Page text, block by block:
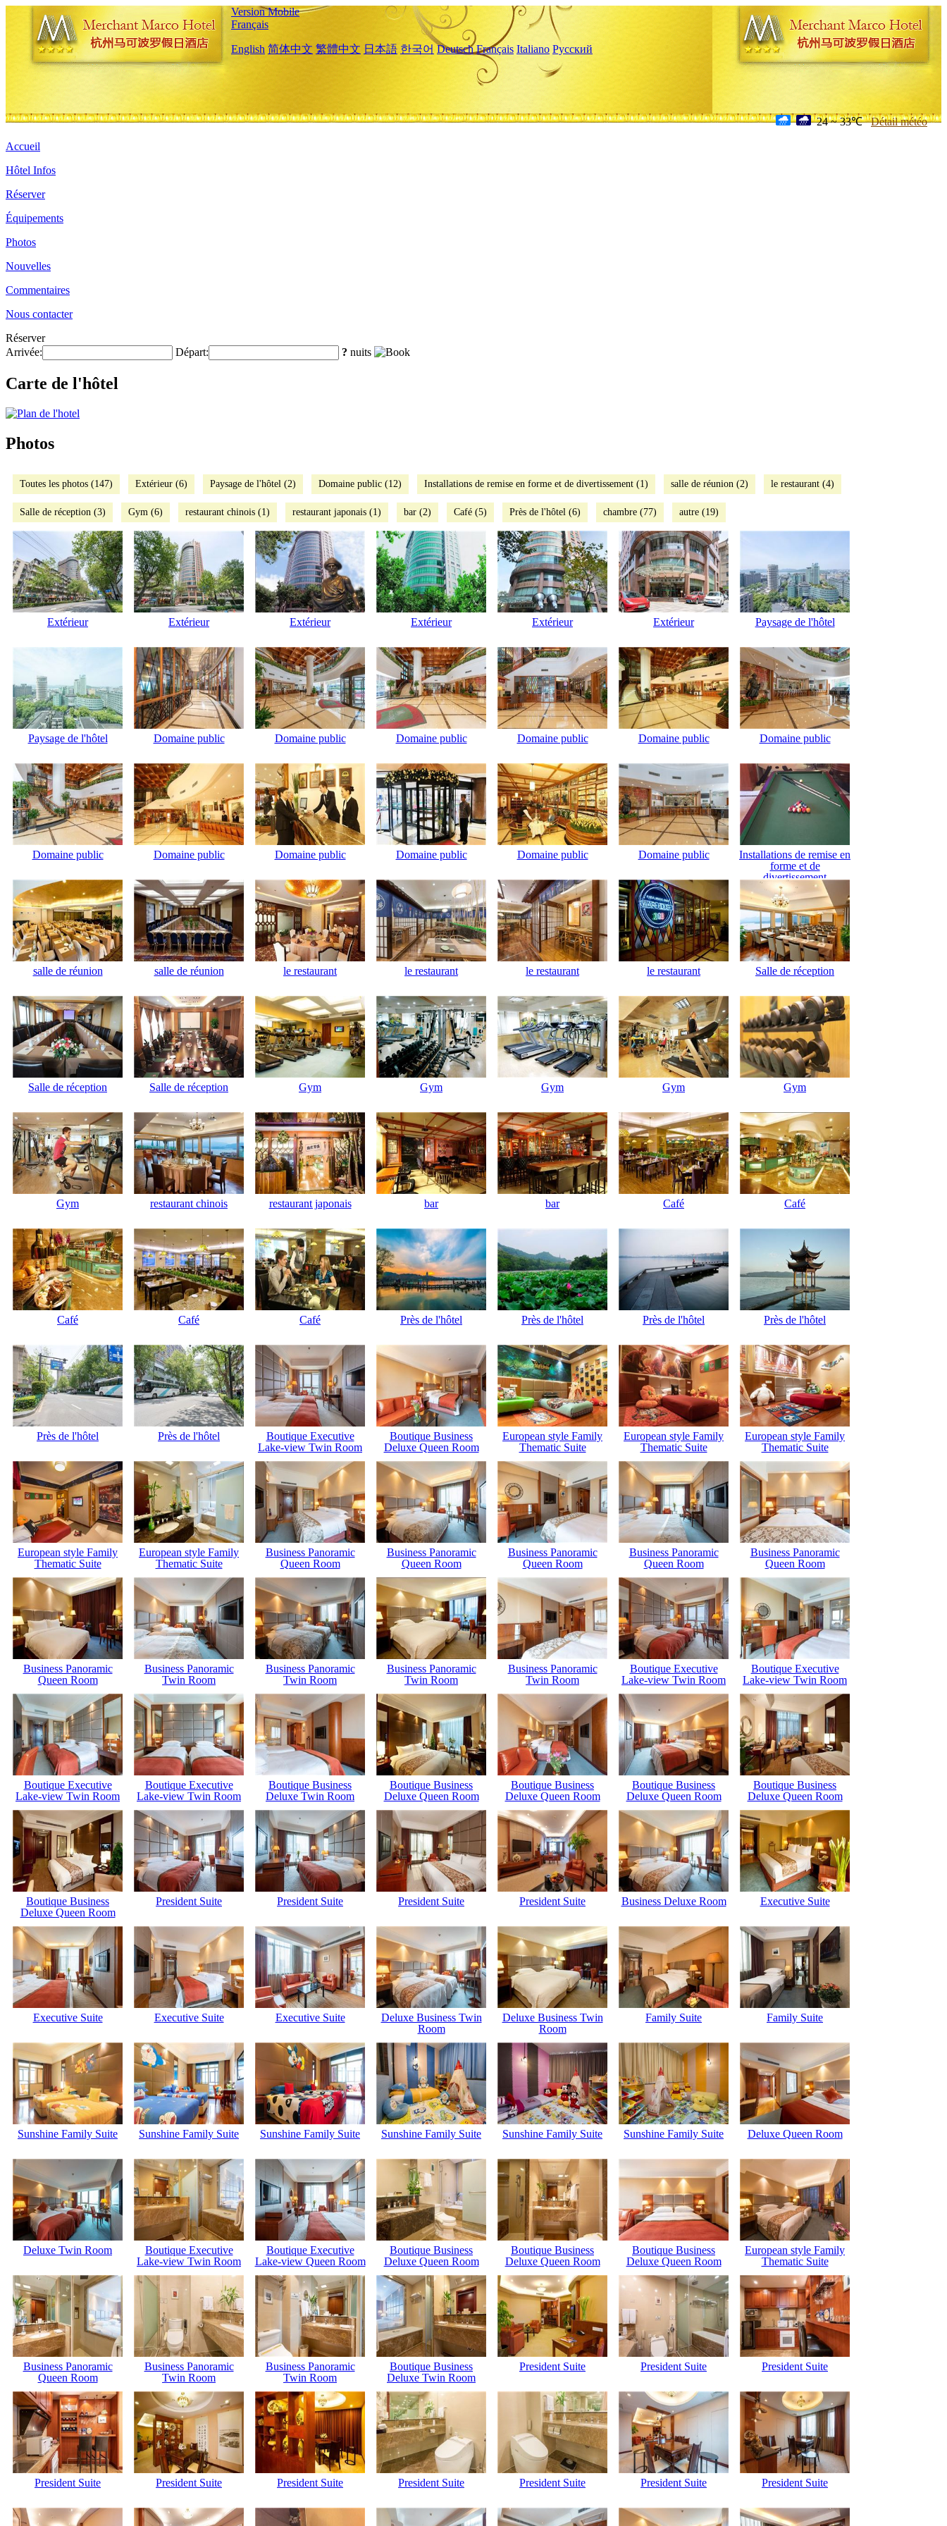
Version Mobile
Français
English 简体中文 繁體中文 日本語 한국어 Deutsch Français Italiano Русский
24 ~ 33℃ Détail météo
Accueil
Hôtel Infos
Réserver
Équipements
Photos
Nouvelles
Commentaires
Nous contacter
Réserver
Arrivée:
Départ: ? nuits
Carte de l'hôtel
Photos
Toutes les photos (147) Extérieur (6) Paysage de l'hôtel (2) Domaine public (12) Installations de remise en forme et de divertissement (1) salle de réunion (2) le restaurant (4)
Salle de réception (3) Gym (6) restaurant chinois (1) restaurant japonais (1) bar (2) Café (5) Près de l'hôtel (6) chambre (77) autre (19)
Extérieur Extérieur Extérieur Extérieur Extérieur Extérieur Paysage de l'hôtel
Paysage de l'hôtel Domaine public Domaine public Domaine public Domaine public Domaine public Domaine public
Domaine public Domaine public Domaine public Domaine public Domaine public Domaine public
Installations de remise en
forme et de
divertissement
salle de réunion salle de réunion le restaurant le restaurant le restaurant le restaurant Salle de réception
Salle de réception Salle de réception Gym Gym Gym Gym Gym
Gym restaurant chinois restaurant japonais bar bar Café Café
Café Café Café Près de l'hôtel Près de l'hôtel Près de l'hôtel Près de l'hôtel
Près de l'hôtel Près de l'hôtel
Boutique Executive
Lake-view Twin Room
Boutique Business
Deluxe Queen Room
European style Family
Thematic Suite
European style Family
Thematic Suite
European style Family
Thematic Suite
European style Family
Thematic Suite
European style Family
Thematic Suite
Business Panoramic
Queen Room
Business Panoramic
Queen Room
Business Panoramic
Queen Room
Business Panoramic
Queen Room
Business Panoramic
Queen Room
Business Panoramic
Queen Room
Business Panoramic
Twin Room
Business Panoramic
Twin Room
Business Panoramic
Twin Room
Business Panoramic
Twin Room
Boutique Executive
Lake-view Twin Room
Boutique Executive
Lake-view Twin Room
Boutique Executive
Lake-view Twin Room
Boutique Executive
Lake-view Twin Room
Boutique Business
Deluxe Twin Room
Boutique Business
Deluxe Queen Room
Boutique Business
Deluxe Queen Room
Boutique Business
Deluxe Queen Room
Boutique Business
Deluxe Queen Room
Boutique Business
Deluxe Queen Room
President Suite President Suite President Suite President Suite Business Deluxe Room Executive Suite
Executive Suite Executive Suite Executive Suite
Deluxe Business Twin
Room
Deluxe Business Twin
Room
Family Suite Family Suite
Sunshine Family Suite Sunshine Family Suite Sunshine Family Suite Sunshine Family Suite Sunshine Family Suite Sunshine Family Suite Deluxe Queen Room
Deluxe Twin Room
Boutique Executive
Lake-view Twin Room
Boutique Executive
Lake-view Queen Room
Boutique Business
Deluxe Queen Room
Boutique Business
Deluxe Queen Room
Boutique Business
Deluxe Queen Room
European style Family
Thematic Suite
Business Panoramic
Queen Room
Business Panoramic
Twin Room
Business Panoramic
Twin Room
Boutique Business
Deluxe Twin Room
President Suite President Suite President Suite
President Suite President Suite President Suite President Suite President Suite President Suite President Suite